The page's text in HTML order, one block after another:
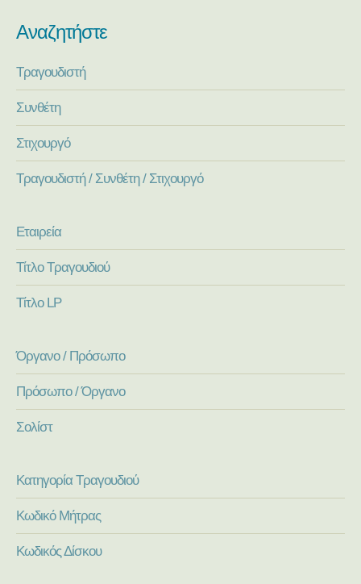
Αναζητήστε
Τραγουδιστή
Συνθέτη
Στιχουργό
Τραγουδιστή / Συνθέτη / Στιχουργό
Εταιρεία
Τίτλο Τραγουδιού
Τίτλο LP
Όργανο / Πρόσωπο
Πρόσωπο / Όργανο
Σολίστ
Κατηγορία Τραγουδιού
Κωδικό Μήτρας
Κωδικός Δίσκου